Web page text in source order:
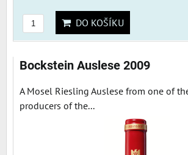
DO KOŠÍKU
Bockstein Auslese 2009
A Mosel Riesling Auslese from one of
producers of the...